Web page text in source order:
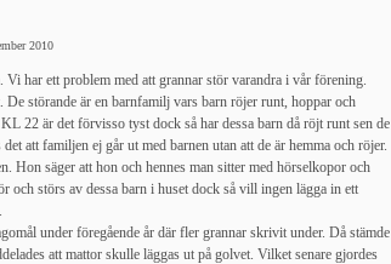
2010
Vi har ett problem med att grannar stör varandra i vår förening.
störande är en barnfamilj vars barn röjer runt, hoppar och
22 är det förvisso tyst dock så har dessa barn då röjt runt sen de
att familjen ej går ut med barnen utan att de är hemma och röjer.
Hon säger att hon och hennes man sitter med hörselkopor och
störs av dessa barn i huset dock så vill ingen lägga in ett
under föregående år där fler grannar skrivit under. Då stämde
att mattor skulle läggas ut på golvet. Vilket senare gjordes